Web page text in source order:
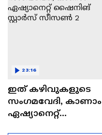
ഇത് കഴിവുകളുടെ
സംഗമവേദി, കാണാം
ഏഷ്യാനെറ്റ്
23:16